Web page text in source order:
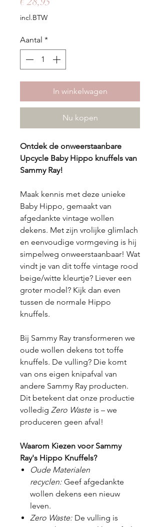
incl.BTW
Aantal *
In winkelwagen
Nu kopen
Ontdek de onweerstaanbare
Upcycle Baby Hippo knuffels van
Sammy Ray!
Maak kennis met deze unieke
Baby Hippo, gemaakt van
afgedankte vintage wollen
dekens. Met zijn vrolijke glimlach
en eenvoudige vormgeving is hij
simpelweg onweerstaanbaar! Wat
vindt je van dit toffe vintage rood
beige/witte kleurtje? Liever een
groter model? Kijk dan even
tussen de normale Hippo
knuffels.
Bij Sammy Ray transformeren we
oude wollen dekens tot toffe
knuffels. De vulling? Die komt
van ons eigen knipafval van
andere Sammy Ray producten.
Dit betekent dat onze productie
volledig Zero Waste is – we
produceren geen afval!
Waarom Kiezen voor Sammy
Ray's Hippo Knuffels?
Oude Materialen
recyclen: Geef afgedankte
wollen dekens een nieuw
leven.
Zero Waste: De vulling is